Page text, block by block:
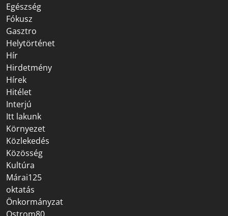
Egészség
Fókusz
Gasztro
Helytörténet
Hír
Hirdetmény
Hírek
Hitélet
Interjú
Itt lakunk
Környezet
Közlekedés
Közösség
Kultúra
Márai125
oktatás
Önkormányzat